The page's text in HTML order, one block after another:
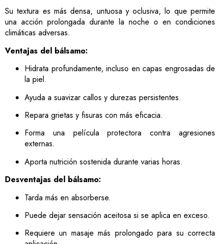
Su textura es más densa, untuosa y oclusiva, lo que permite
una acción prolongada durante la noche o en condiciones
climáticas adversas.
Ventajas del bálsamo:
Hidrata profundamente, incluso en capas engrosadas de
la piel.
Ayuda a suavizar callos y durezas persistentes.
Repara grietas y fisuras con más eficacia.
Forma una película protectora contra agresiones
externas.
Aporta nutrición sostenida durante varias horas.
Desventajas del bálsamo:
Tarda más en absorberse.
Puede dejar sensación aceitosa si se aplica en exceso.
Requiere un masaje más prolongado para su correcta